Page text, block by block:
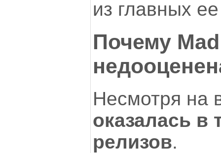
из главных
Почему
Несмотря на
оказалась в
релизов.